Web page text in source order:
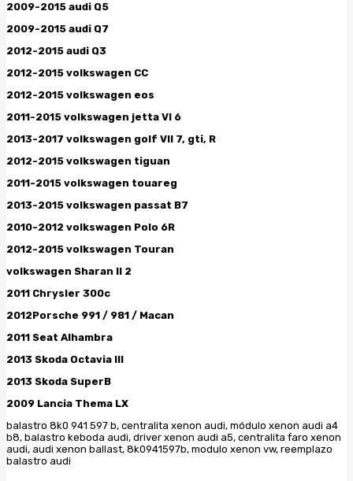
2009-2015 audi Q5
2009-2015 audi Q7
2012-2015 audi Q3
2012-2015 volkswagen CC
2012-2015 volkswagen eos
2011-2015 volkswagen jetta VI 6
2013-2017 volkswagen golf VII 7, gti, R
2012-2015 volkswagen tiguan
2011-2015 volkswagen touareg
2013-2015 volkswagen passat B7
2010-2012 volkswagen Polo 6R
2012-2015 volkswagen Touran
volkswagen Sharan II 2
2011 Chrysler 300c
2012Porsche 991 / 981 / Macan
2011 Seat Alhambra
2013 Skoda Octavia III
2013 Skoda SuperB
2009 Lancia Thema LX
balastro 8k0 941 597 b, centralita xenon audi, módulo xenon audi a4
b8, balastro keboda audi, driver xenon audi a5, centralita faro xenon
audi, audi xenon ballast, 8k0941597b, modulo xenon vw, reemplazo
balastro audi